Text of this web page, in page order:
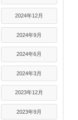
2024年12月
2024年9月
2024年6月
2024年3月
2023年12月
2023年9月